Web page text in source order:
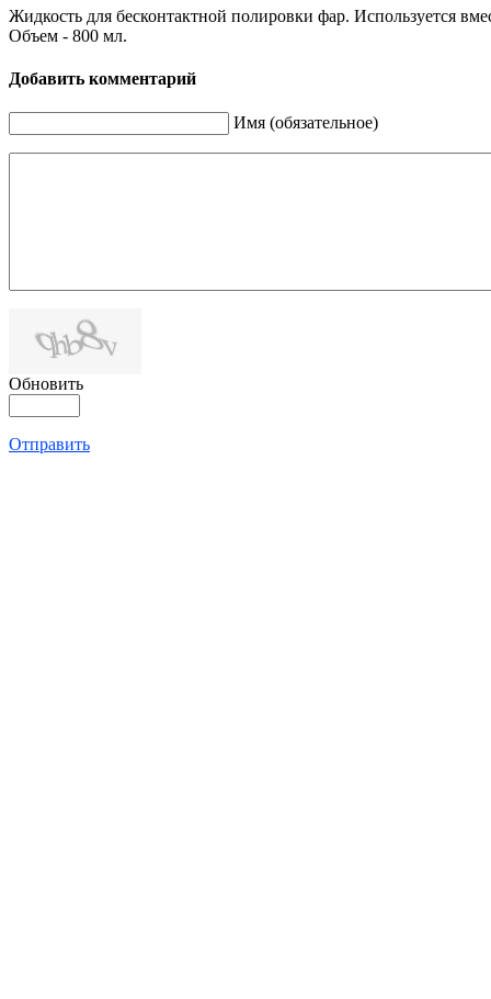
Жидкость для бесконтактной полировки фар. Используется
Объем - 800 мл.
Добавить комментарий
Имя (обязательное)
Обновить
Отправить